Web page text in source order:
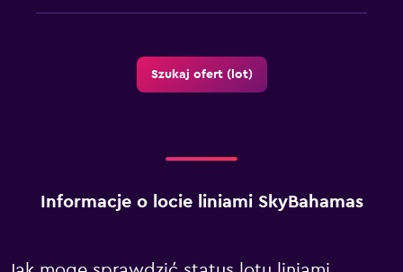
Szukaj ofert (lot)
Informacje o locie liniami SkyBahamas